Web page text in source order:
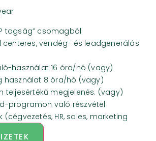
tagság” csomagból
centeres, vendég- és leadgenerálás
használat 16 óra/hó (vagy)
használat 8 óra/hó (vagy)
teljesértékű megjelenés. (vagy)
programon való részvétel
(cégvezetés, HR, sales, marketing